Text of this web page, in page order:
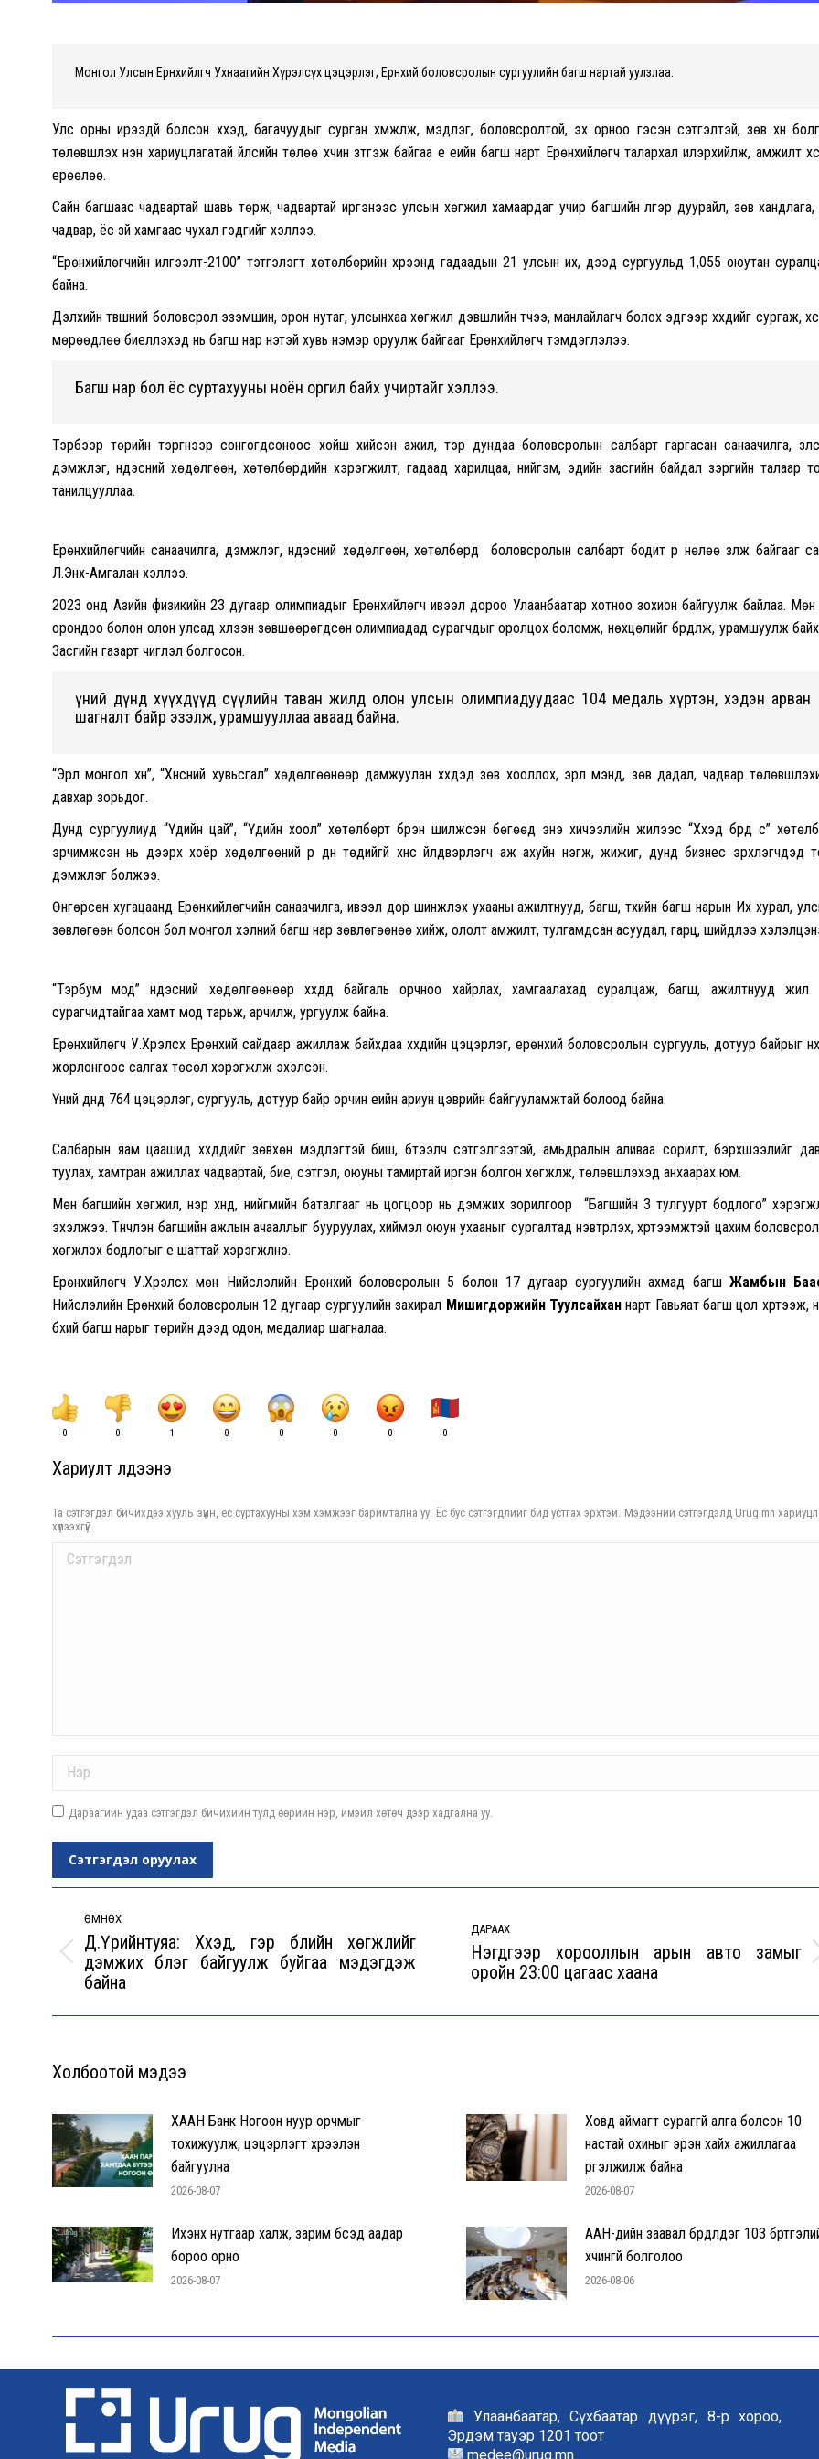
Монгол Улсын Ерөнхийлөгч Ухнаагийн Хүрэлсүх цэцэрлэг, Ерөнхий боловсролын сургуулийн багш нартай уулзлаа.
Улс орны ирээдүй болсон хүүхэд, багачуудыг сурган хүмүүжүүлж, мэдлэг, боловсролтой, эх орноо гэсэн сэтгэлтэй, зөв хүн
төлөвшүүлэх нэн хариуцлагатай үйлсийн төлөө хүчин зүтгэж байгаа үе үеийн багш нарт Ерөнхийлөгч талархал илэрхийлж, амжилт
ерөөлөө.
Сайн багшаас чадвартай шавь төрж, чадвартай иргэнээс улсын хөгжил хамаардаг учир багшийн үлгэр дуурайл, зөв хандлага,
чадвар, ёс зүй хамгаас чухал гэдгийг хэллээ.
“Ерөнхийлөгчийн илгээлт-2100” тэтгэлэгт хөтөлбөрийн хүрээнд гадаадын 21 улсын их, дээд сургуульд 1,055 оюутан
байна.
Дэлхийн түвшний боловсрол эзэмшин, орон нутаг, улсынхаа хөгжил дэвшлийн түүчээ, манлайлагч болох эдгээр хүүхдийг сургаж,
мөрөөдлөө биелүүлэхэд нь багш нар үнэтэй хувь нэмэр оруулж байгааг Ерөнхийлөгч тэмдэглэлээ.
Багш нар бол ёс суртахууны ноён оргил байх учиртайг хэллээ.
Тэрбээр төрийн тэргүүнээр сонгогдсоноос хойш хийсэн ажил, тэр дундаа боловсролын салбарт гаргасан санаачилга,
дэмжлэг, үндэсний хөдөлгөөн, хөтөлбөрүүдийн хэрэгжилт, гадаад харилцаа, нийгэм, эдийн засгийн байдал зэргийн талаар
танилцууллаа.
Ерөнхийлөгчийн санаачилга, дэмжлэг, үндэсний хөдөлгөөн, хөтөлбөрүүд боловсролын салбарт бодит үр нөлөө үзүүлж байгааг
Л.Энх-Амгалан хэллээ.
2023 онд Азийн физикийн 23 дугаар олимпиадыг Ерөнхийлөгч ивээл дороо Улаанбаатар хотноо зохион байгуулж байлаа. Мөн
орондоо болон олон улсад хүлээн зөвшөөрөгдсөн олимпиадад сурагчдыг оролцох боломж, нөхцөлийг бүрдүүлж, урамшуулж
Засгийн газарт чиглэл болгосон.
Үүний дүнд хүүхдүүд сүүлийн таван жилд олон улсын олимпиадуудаас 104 медаль хүртэн, хэдэн арван
шагналт байр эзэлж, урамшууллаа аваад байна.
“Эрүүл монгол хүн”, “Хүнсний хувьсгал” хөдөлгөөнөөр дамжуулан хүүхдэд зөв хооллох, эрүүл мэнд, зөв дадал, чадвар
давхар зорьдог.
Дунд сургуулиуд “Үдийн цай”, “Үдийн хоол” хөтөлбөрт бүрэн шилжсэн бөгөөд энэ хичээлийн жилээс “Хүүхэд бүрд сүү”
эрчимжсэн нь дээрх хоёр хөдөлгөөний үр дүн төдийгүй хүнс үйлдвэрлэгч аж ахуйн нэгж, жижиг, дунд бизнес эрхлэгчдэд
дэмжлэг болжээ.
Өнгөрсөн хугацаанд Ерөнхийлөгчийн санаачилга, ивээл дор шинжлэх ухааны ажилтнууд, багш, түүхийн багш нарын Их хурал,
зөвлөгөөн болсон бол монгол хэлний багш нар зөвлөгөөнөө хийж, ололт амжилт, тулгамдсан асуудал, гарц, шийдлээ
“Тэрбум мод” үндэсний хөдөлгөөнөөр хүүхдүүд байгаль орчноо хайрлах, хамгаалахад суралцаж, багш, ажилтнууд жил
сурагчидтайгаа хамт мод тарьж, арчилж, ургуулж байна.
Ерөнхийлөгч У.Хүрэлсүх Ерөнхий сайдаар ажиллаж байхдаа хүүхдийн цэцэрлэг, ерөнхий боловсролын сургууль, дотуур байрыг
жорлонгоос салгах төсөл хэрэгжүүлж эхэлсэн.
Үүний дүнд 764 цэцэрлэг, сургууль, дотуур байр орчин үеийн ариун цэврийн байгууламжтай болоод байна.
Салбарын яам цаашид хүүхдүүдийг зөвхөн мэдлэгтэй биш, бүтээлч сэтгэлгээтэй, амьдралын аливаа сорилт, бэрхшээлийг
туулах, хамтран ажиллах чадвартай, бие, сэтгэл, оюуны тамиртай иргэн болгон хөгжүүлж, төлөвшүүлэхэд анхаарах юм.
Мөн багшийн хөгжил, нэр хүнд, нийгмийн баталгааг нь цогцоор нь дэмжих зорилгоор “Багшийн 3 тулгуурт бодлого”
эхэлжээ. Түүнчлэн багшийн ажлын ачааллыг бууруулах, хиймэл оюун ухааныг сургалтад нэвтрүүлэх, хүртээмжтэй цахим
хөгжүүлэх бодлогыг үе шаттай хэрэгжүүлнэ.
Ерөнхийлөгч У.Хүрэлсүх мөн Нийслэлийн Ерөнхий боловсролын 5 болон 17 дугаар сургуулийн ахмад багш Жамбын
Нийслэлийн Ерөнхий боловсролын 12 дугаар сургуулийн захирал Мишигдоржийн Туулсайханнарт Гавьяат багш цол хүртээж,
бүхий багш нарыг төрийн дээд одон, медалиар шагналаа.
0 0 1 0 0 0 0 0
Хариулт үлдээнэ үү
Та сэтгэгдэл бичихдээ хууль зүйн, ёс суртахууны хэм хэмжээг баримтална уу. Ёс бус сэтгэгдлийг бид устгах эрхтэй. Мэдээний сэтгэгдэлд Urug.mn
хүлээхгүй.
Comment
Дараагийн удаа сэтгэгдэл бичихийн тулд өөрийн нэр, имэйл хөтөч дээр хадгална уу.
Сэтгэгдэл оруулах
navigation
ӨМНӨХ
Previous
post:
Д.Үүрийнтуяа: Хүүхэд, гэр бүлийн хөгжлийг
дэмжих бүлэг байгуулж буйгаа мэдэгдэж
байна
ДАРААХ
Next
post:
Нэгдүгээр хорооллын арын авто замыг
оройн 23:00 цагаас хаана
Холбоотой мэдээ
ХААН Банк Ногоон нуур орчмыг
тохижуулж, цэцэрлэгт хүрээлэн
байгуулна
2026-08-07
Ховд аймагт сураггүй алга болсон 10
настай охиныг эрэн хайх ажиллагаа
үргэлжилж байна
2026-08-07
Ихэнх нутгаар халж, зарим бүсэд аадар
бороо орно
2026-08-07
ААН-үүдийн заавал бүрдүүлдэг 103
хүчингүй болголоо
2026-08-06
Улаанбаатар, Сүхбаатар дүүрэг, 8-р хороо,
Эрдэм тауэр 1201 тоот
medee@urug.mn